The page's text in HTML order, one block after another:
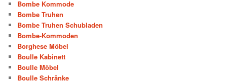
Bombe Kommode
Bombe Truhen
Bombe Truhen Schubladen
Bombe-Kommoden
Borghese Möbel
Boulle Kabinett
Boulle Möbel
Boulle Schränke